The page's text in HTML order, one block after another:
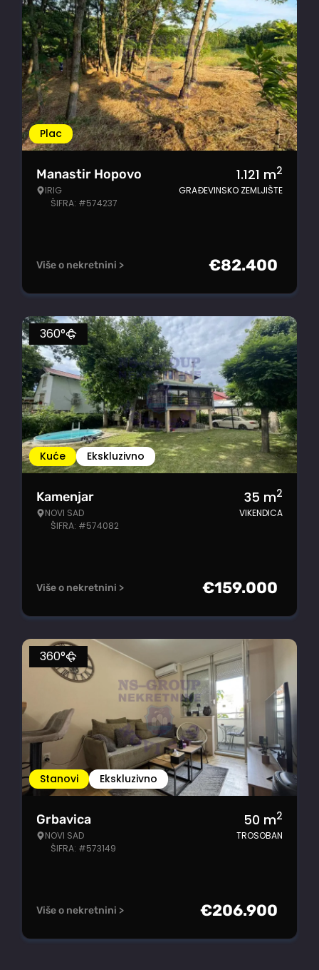
Plac
Manastir Hopovo
IRIG
ŠIFRA: #574237
1.121 m2
GRAĐEVINSKO ZEMLJIŠTE
Više o nekretnini > €82.400
Kuće Ekskluzivno
360°
Kamenjar
NOVI SAD
ŠIFRA: #574082
35 m2
VIKENDICA
Više o nekretnini > €159.000
Stanovi Ekskluzivno
360°
Grbavica
NOVI SAD
ŠIFRA: #573149
50 m2
TROSOBAN
Više o nekretnini > €206.900